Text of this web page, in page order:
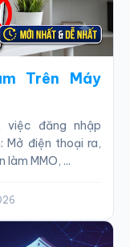
Trên Máy
việc đăng nhập
Mở điện thoại ra,
làm MMO, ...